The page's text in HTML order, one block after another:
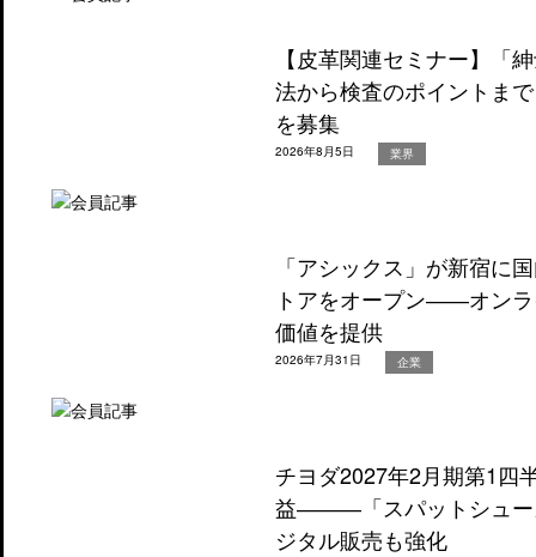
【皮革関連セミナー】「
法から検査のポイントま
を募集
2026年8月5日 業界
「アシックス」が新宿に
トアをオープン――オン
価値を提供
2026年7月31日 企業
チヨダ2027年2月期第1四
益―――「スパットシュー
ジタル販売も強化